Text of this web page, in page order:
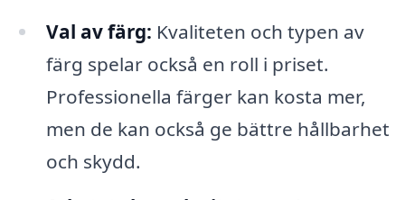
Val av färg: Kvaliteten och typen av
färg spelar också en roll i priset.
Professionella färger kan kosta mer,
men de kan också ge bättre hållbarhet
och skydd.